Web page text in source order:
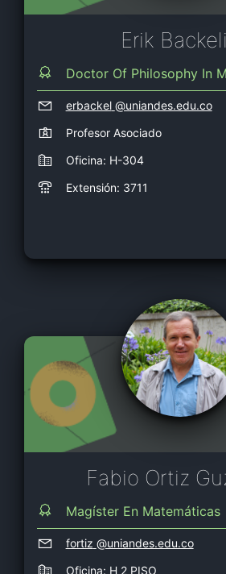
Erik
Doctor Of Philosophy In
erbackel @uniandes.edu.co
Profesor Asociado
Oficina: H-304
Extensión: 3711
Fabio Ortiz
Magíster En Matemáticas
fortiz @uniandes.edu.co
Oficina: H 2 PISO